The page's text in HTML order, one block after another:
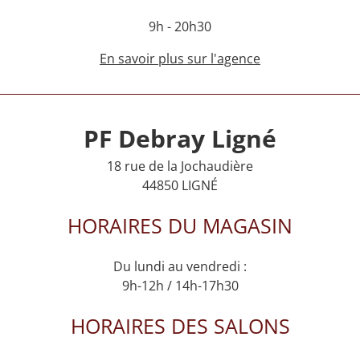
9h - 20h30
En savoir plus sur l'agence
PF Debray Ligné
18 rue de la Jochaudière
44850 LIGNÉ
HORAIRES DU MAGASIN
Du lundi au vendredi :
9h-12h / 14h-17h30
HORAIRES DES SALONS